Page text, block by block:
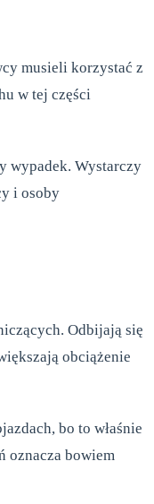
musieli korzystać z
w tej części
wypadek. Wystarczy
i osoby
Odbijają się
obciążenie
bo to właśnie
oznacza bowiem